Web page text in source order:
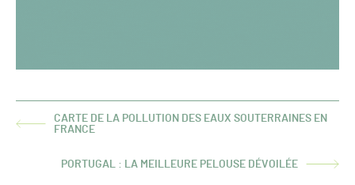
ARTICLE
CARTE DE LA POLLUTION DES EAUX SOUTERRAINES EN
FRANCE
ARTICLE
PORTUGAL : LA MEILLEURE PELOUSE DÉVOILÉE